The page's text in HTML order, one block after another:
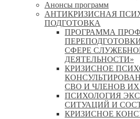
Анонсы программ
АНТИКРИЗИСНАЯ
ПОДГОТОВКА
ПРОГРАММА
СФЕРЕ
ДЕЯТЕЛЬНОСТИ»
КРИЗИСНОЕ
СВО И ЧЛЕНОВ
ПСИХОЛОГИЯ
СИТУАЦИЙ И
КРИЗИСНОЕ